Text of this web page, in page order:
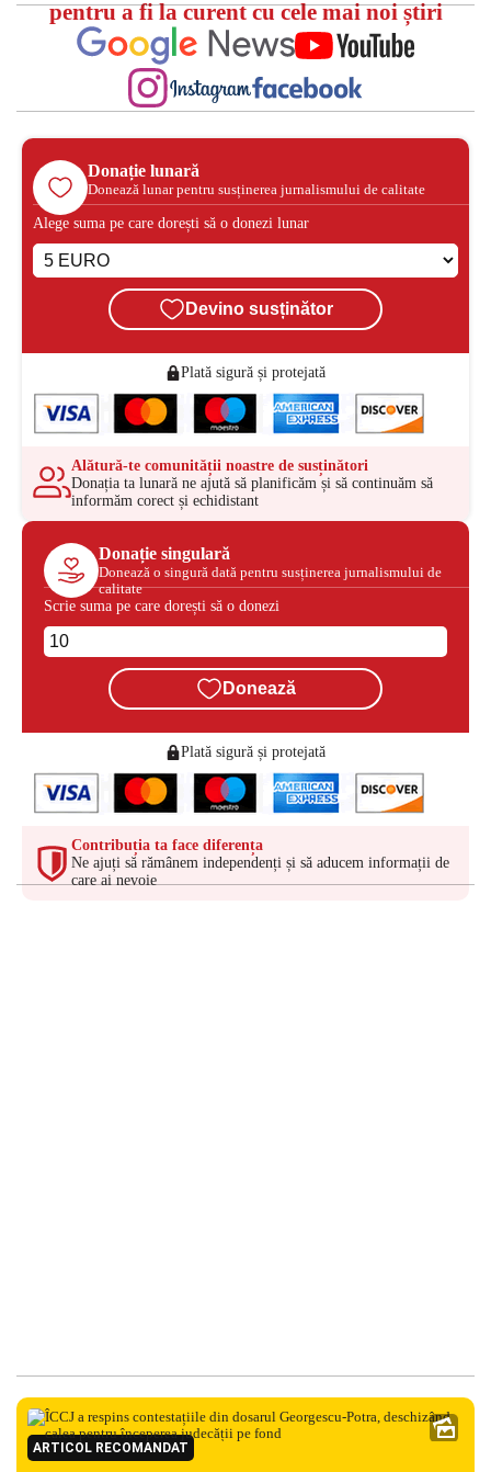
pentru a fi la curent cu cele mai noi știri
Donație lunară
Donează lunar pentru susținerea jurnalismului de calitate
Alege suma pe care dorești să o donezi lunar
Devino susținător
Plată sigură și protejată
Alătură-te comunității noastre de susținători
Donația ta lunară ne ajută să planificăm și să continuăm să
informăm corect și echidistant
Donație singulară
Donează o singură dată pentru susținerea jurnalismului de
calitate
Scrie suma pe care dorești să o donezi
Donează
Plată sigură și protejată
Contribuția ta face diferența
Ne ajuți să rămânem independenți și să aducem informații de
care ai nevoie
ARTICOL RECOMANDAT